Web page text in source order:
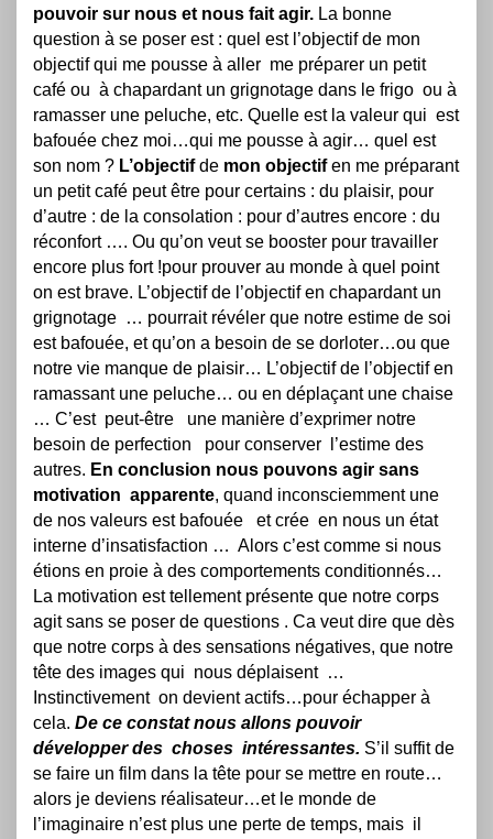
pouvoir sur nous et nous fait agir. La bonne
question à se poser est : quel est l’objectif de mon
objectif qui me pousse à aller me préparer un petit
café ou à chapardant un grignotage dans le frigo ou à
ramasser une peluche, etc. Quelle est la valeur qui est
bafouée chez moi…qui me pousse à agir… quel est
son nom ? L’objectifde mon objectifen me préparant
un petit café peut être pour certains : du plaisir, pour
d’autre : de la consolation : pour d’autres encore : du
réconfort …. Ou qu’on veut se booster pour travailler
encore plus fort !pour prouver au monde à quel point
on est brave. L’objectif de l’objectif en chapardant un
grignotage … pourrait révéler que notre estime de soi
est bafouée, et qu’on a besoin de se dorloter…ou que
notre vie manque de plaisir… L’objectif de l’objectif en
ramassant une peluche… ou en déplaçant une chaise
… C’est peut-être une manière d’exprimer notre
besoin de perfection pour conserver l’estime des
autres. En conclusion nous pouvons agir sans
motivation apparente, quand inconsciemment une
de nos valeurs est bafouée et crée en nous un état
interne d’insatisfaction … Alors c’est comme si nous
étions en proie à des comportements conditionnés…
La motivation est tellement présente que notre corps
agit sans se poser de questions . Ca veut dire que dès
que notre corps à des sensations négatives, que notre
tête des images qui nous déplaisent …
Instinctivement on devient actifs…pour échapper à
cela. De ce constat nous allons pouvoir
développer des choses intéressantes. S’il suffit de
se faire un film dans la tête pour se mettre en route…
alors je deviens réalisateur…et le monde de
l’imaginaire n’est plus une perte de temps, mais il